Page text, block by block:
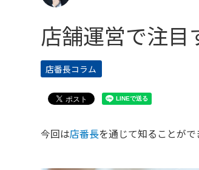
店舗運営で注目
店番長コラム
今回は店番長を通じて知ることが